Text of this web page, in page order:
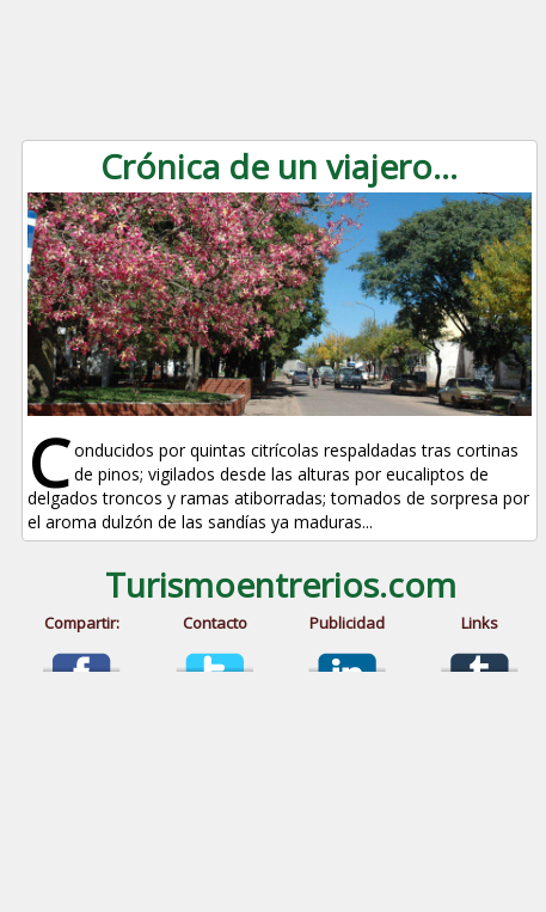
Crónica de un viajero...
C onducidos por quintas citrícolas respaldadas tras cortinas
de pinos; vigilados desde las alturas por eucaliptos de
delgados troncos y ramas atiborradas; tomados de sorpresa por
el aroma dulzón de las sandías ya maduras...
Turismoentrerios.com
Compartir: Contacto Publicidad Links